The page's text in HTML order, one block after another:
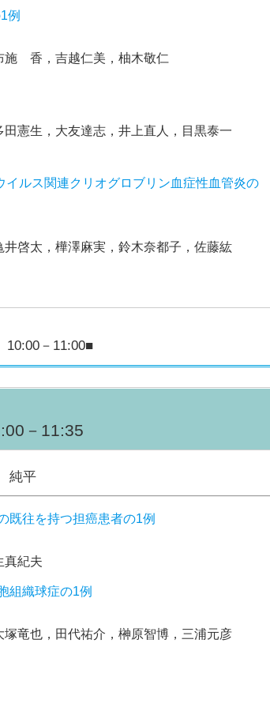
例
施 香，吉越仁美，柚木敬仁
憲生，大友達志，井上直人，目黒泰一
ルス関連クリオグロブリン血症性血管炎の
啓太，樺澤麻実，鈴木奈都子，佐藤紘
10:00－11:00■
－11:35
純平
既往を持つ担癌患者の1例
真紀夫
組織球症の1例
竜也，田代祐介，榊原智博，三浦元彦